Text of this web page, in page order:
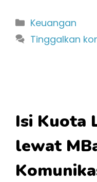
Kategori
Keuangan
Tinggalkan
Isi Kuota
lewat